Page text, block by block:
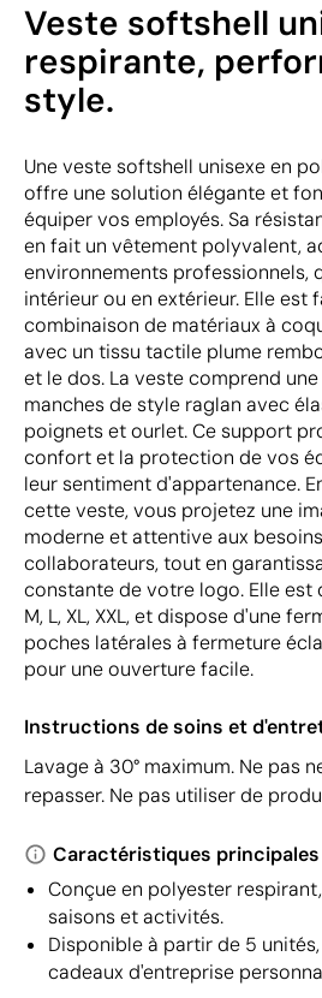
Veste softshell
respirante,
style.
Une veste softshell unisexe en
offre une solution élégante et
équiper vos employés. Sa
en fait un vêtement polyvalent,
environnements professionnels,
intérieur ou en extérieur. Elle est
combinaison de matériaux à
avec un tissu tactile plume
et le dos. La veste comprend
manches de style raglan avec
poignets et ourlet. Ce support
confort et la protection de vos
leur sentiment d'appartenance.
cette veste, vous projetez une
moderne et attentive aux
collaborateurs, tout en
constante de votre logo. Elle est
M, L, XL, XXL, et dispose d'une
poches latérales à fermeture
pour une ouverture facile.
Instructions de soins et
Lavage à 30° maximum. Ne pas
repasser. Ne pas utiliser de
Caractéristiques principales
Conçue en polyester
saisons et activités.
Disponible à partir de 5
cadeaux d'entreprise